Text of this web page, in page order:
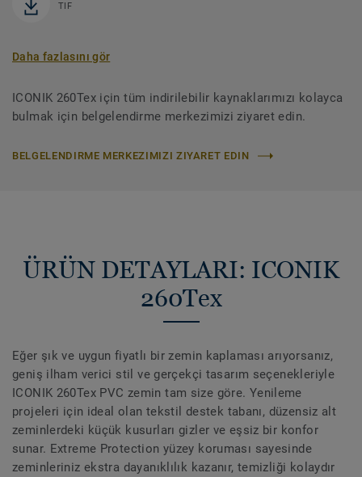
TIF
Daha fazlasını gör
ICONIK 260Tex için tüm indirilebilir kaynaklarımızı kolayca
bulmak için belgelendirme merkezimizi ziyaret edin.
BELGELENDIRME MERKEZIMIZI ZIYARET EDIN
ÜRÜN DETAYLARI: ICONIK
260Tex
Eğer şık ve uygun fiyatlı bir zemin kaplaması arıyorsanız,
geniş ilham verici stil ve gerçekçi tasarım seçenekleriyle
ICONIK 260Tex PVC zemin tam size göre. Yenileme
projeleri için ideal olan tekstil destek tabanı, düzensiz alt
zeminlerdeki küçük kusurları gizler ve eşsiz bir konfor
sunar. Extreme Protection yüzey koruması sayesinde
zeminleriniz ekstra dayanıklılık kazanır, temizliği kolaydır